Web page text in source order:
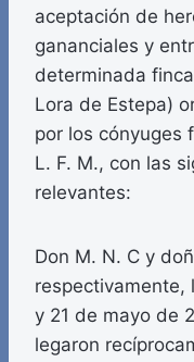
aceptación de
gananciales y
determinada
Lora de Estepa)
por los cónyuges
L. F. M., con las
relevantes:
Don M. N. C y
respectivamente,
y 21 de mayo de
legaron